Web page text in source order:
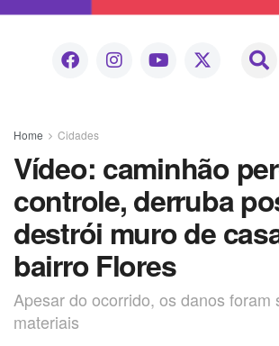
Home Cidades
Vídeo: caminhão
controle, derruba
destrói muro de
bairro Flores
Apesar do ocorrido, os danos foram
materiais